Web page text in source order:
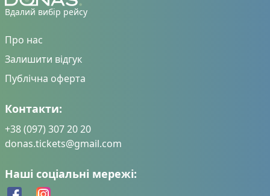
Вдалий вибір рейсу
Про нас
Залишити відгук
Публічна оферта
Контакти:
+38 (097) 307 20 20
donas.tickets@gmail.com
Наші соціальні мережі: